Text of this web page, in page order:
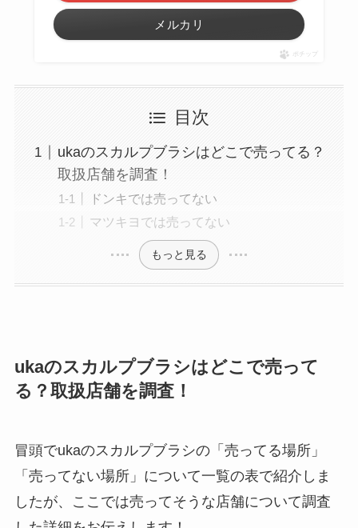
メルカリ
ポチップ
目次
ukaのスカルプブラシはどこで売ってる？
取扱店舗を調査！
ドンキでは売ってない
マツキヨでは売ってない
もっと見る
ukaのスカルプブラシはどこで売って
る？取扱店舗を調査！
冒頭でukaのスカルプブラシの「売ってる場所」
「売ってない場所」について一覧の表で紹介しま
したが、ここでは売ってそうな店舗について調査